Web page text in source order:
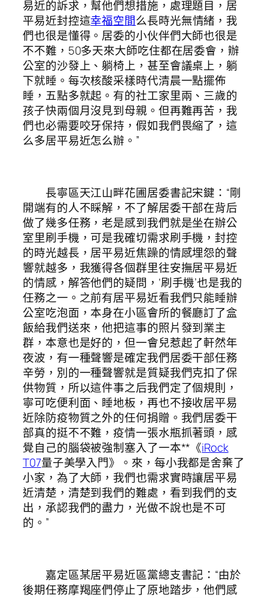
易近的訴求，幫他們想措施，處理題目，居
平易近封控這幸福空間么長時光無情緒，我
們也很是懂得。居委的小伙伴們大師也很是
不不難，50多天來大師吃住都在居委會，辦
公室的沙發上、躺椅上，甚至會議桌上，躺
下就睡。每次核酸采樣時代清晨一點擺佈
睡，五點多就起。有的社工家里兩、三歲的
孩子快兩個月沒見到母親。但再難再苦，我
們也必需要咬牙保持，假如我們畏縮了，這
么多居平易近怎么辦。”
長寧區天江山畔花圃居委書記宋鍵：“剛
開端有的人不睬解，不了解居委干部在背后
做了幾多任務，老是感到我們就是坐在辦公
室里刷手機，可是我確切需求刷手機，封控
的時光越長，居平易近焦躁的情感埋怨的聲
響就越多，我獲得各個群里往安撫居平易近
的情感，解答他們的疑問，‘刷手機’也是我的
任務之一。之前有居平易近看我們只能睡辦
公室吃泡面，本身在小區會所的餐廳訂了盒
飯給我們送來，他把這事的照片發到業主
群，本意也是好的，但一會兒惹起了軒然年
夜波，有一種聲響是確定我們居委干部任務
辛勞，別的一種聲響就是質疑我們克扣了保
供物質，所以這件事之后我們定了個規則，
寧可吃便利面、睡地板，再也不接收居平易
近除防疫物質之外的任何捐贈。我們居委干
部真的挺不不難，疫情一張水瓶抓著頭，感
覺自己的腦袋被強制塞入了一本**《iRock
T07量子美學入門》。來，每小我都是舍棄了
小家，為了大師，我們也需求實時讓居平易
近清楚，清楚到我們的難處，看到我們的支
出，承認我們的盡力，光做不說也是不可
的。”
嘉定區某居平易近區黨總支書記：“由於
後期任務摩羯座們停止了原地踏步，他們感